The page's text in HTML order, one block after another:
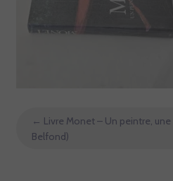
← Livre Monet – Un peintre,
Belfond)